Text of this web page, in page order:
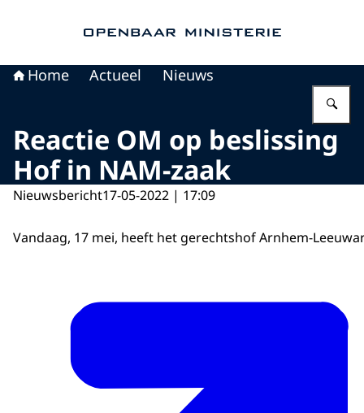
Home Actueel Nieuws
Reactie OM op beslissing
Hof in NAM-zaak
Nieuwsbericht17-05-2022 | 17:09
Vandaag, 17 mei, heeft het gerechtshof Arnhem-